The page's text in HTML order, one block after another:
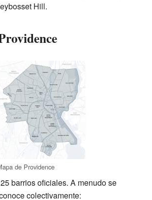
Hill.
de Providence
barrios oficiales. A menudo se
colectivamente: